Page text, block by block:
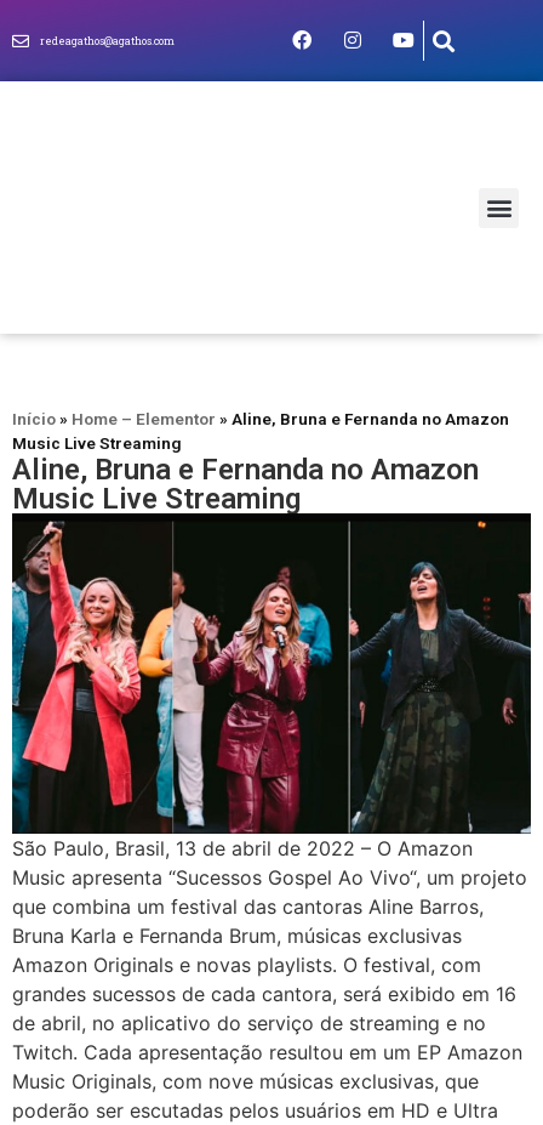
redeagathos@agathos.com
Início» Home – Elementor » Aline, Bruna e Fernanda no Amazon
Music Live Streaming
Aline, Bruna e Fernanda no Amazon
Music Live Streaming
São Paulo, Brasil, 13 de abril de 2022 – O Amazon
Music apresenta “Sucessos Gospel Ao Vivo“, um projeto
que combina um festival das cantoras Aline Barros,
Bruna Karla e Fernanda Brum, músicas exclusivas
Amazon Originals e novas playlists. O festival, com
grandes sucessos de cada cantora, será exibido em 16
de abril, no aplicativo do serviço de streaming e no
Twitch. Cada apresentação resultou em um EP Amazon
Music Originals, com nove músicas exclusivas, que
poderão ser escutadas pelos usuários em HD e Ultra